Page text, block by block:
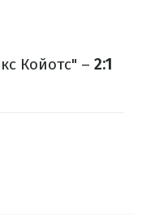
Койотс" – 2:1